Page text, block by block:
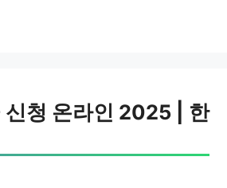
신청 온라인 2025 | 한